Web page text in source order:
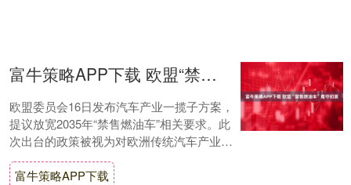
富牛策略APP下载 欧盟“禁售燃油车”难守初衷
欧盟委员会16日发布汽车产业一揽子方案，
提议放宽2035年“禁售燃油车”相关要求。此
次出台的政策被视为对欧洲传统汽车产业所
面对的现实压力的让步，也被认为是欧盟
在....
富牛策略APP下载